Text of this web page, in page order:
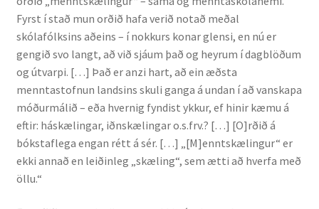
Utan Háskólans
Verkefnisstjórn
Þjónusta
Rannsóknir
Máltækni
Fyrst í stað mun orðið hafa verið notað meðal
skólafólksins aðeins – í nokkurs konar glensi, en nú er
gengið svo langt, að við sjáum það og heyrum í dagblöðum
og útvarpi. […] Það er anzi hart, að ein æðsta
menntastofnun landsins skuli ganga á undan í að vanskapa
móðurmálið – eða hvernig fyndist ykkur, ef hinir kæmu á
eftir: háskælingar, iðnskælingar o.s.frv.? […] [O]rðið á
bókstaflega engan rétt á sér. […] „[M]enntskælingur“ er
ekki annað en leiðinleg „skæling“, sem ætti að hverfa með
öllu.“